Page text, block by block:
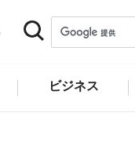
ビジネス